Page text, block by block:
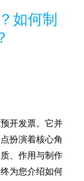
如何制
开发票。它并
扮演着核心角
、作用与制作
为您介绍如何